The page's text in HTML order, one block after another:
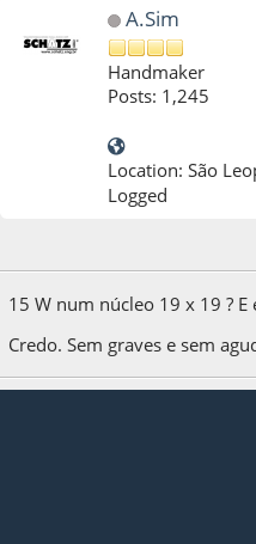
A.Sim
Handmaker
Posts: 1,245
Location: São
Logged
15 W num núcleo 19 x 19 ?
Credo. Sem graves e sem